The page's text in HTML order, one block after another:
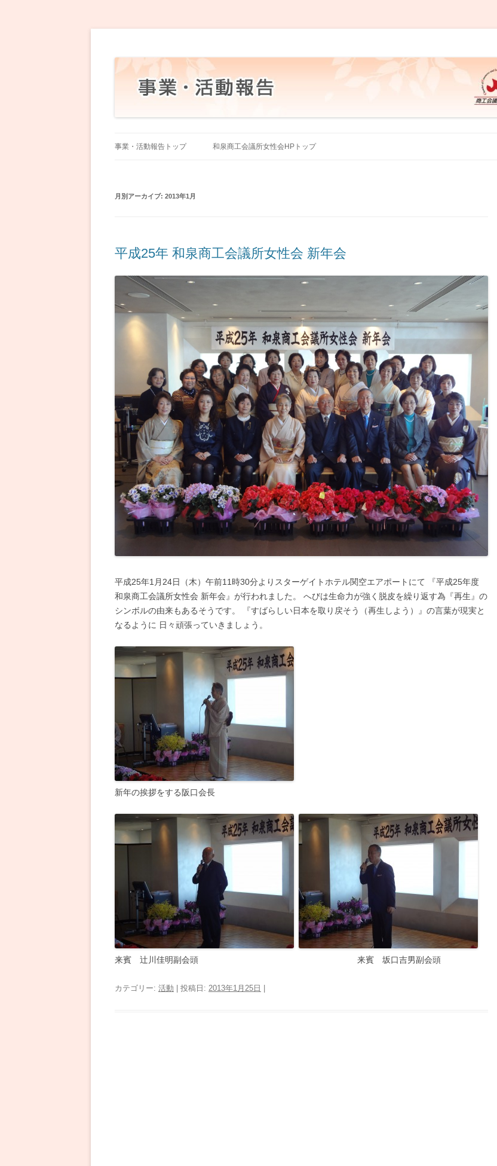
和泉商工会議所女性会 事業・活動報告
事業・活動報告トップ 和泉商工会議所女性会HPトップ
月別アーカイブ: 2013年1月
平成25年 和泉商工会議所女性会 新年会
平成25年1月24日（木）午前11時30分よりスターゲイトホテル関空エアポートにて 『平成25年度
和泉商工会議所女性会 新年会』が行われました。 へびは生命力が強く脱皮を繰り返す為『再生』の
シンボルの由来もあるそうです。 『すばらしい日本を取り戻そう（再生しよう）』の言葉が現実と
なるように 日々頑張っていきましょう。
新年の挨拶をする阪口会長
来賓 辻川佳明副会頭 来賓 坂口吉男副会頭
カテゴリー: 活動 | 投稿日: 2013年1月25日 |